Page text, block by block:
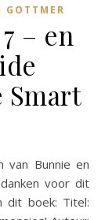
GOTTMER
– en
Smart
voor dit
dit boek: Titel: